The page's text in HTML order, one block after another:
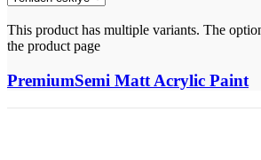
This product has multiple variants. The
the product page
PremiumSemi Matt Acrylic Paint